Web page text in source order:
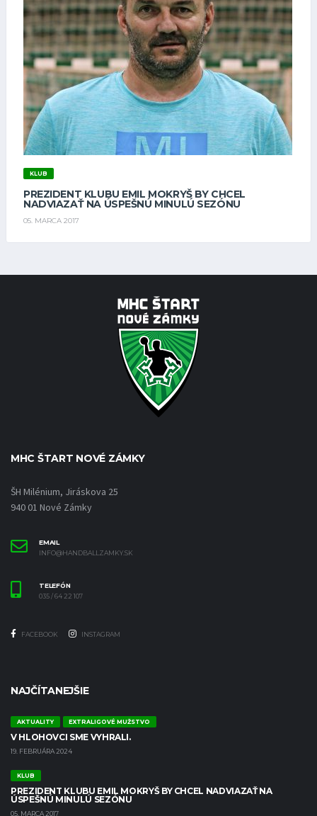
KLUB
PREZIDENT KLUBU EMIL MOKRYŠ BY CHCEL
NADVIAZAŤ NA ÚSPEŠNÚ MINULÚ SEZÓNU
05. MARCA 2017
MHC ŠTART NOVÉ ZÁMKY
ŠH Milénium, Jiráskova 25
940 01 Nové Zámky
EMAIL
INFO@HANDBALLZAMKY.SK
TELEFÓN
035 / 64 22 107
FACEBOOK INSTAGRAM
NAJČÍTANEJŠIE
AKTUALITY EXTRALIGOVÉ MUŽSTVO
V HLOHOVCI SME VYHRALI.
19. FEBRUÁRA 2024
KLUB
PREZIDENT KLUBU EMIL MOKRYŠ BY CHCEL NADVIAZAŤ NA
ÚSPEŠNÚ MINULÚ SEZÓNU
05. MARCA 2017